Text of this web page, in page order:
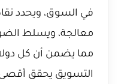
في السوق، ويحدد
معالجة، ويسلط
مما يضمن أن كل
التسويق يحقق